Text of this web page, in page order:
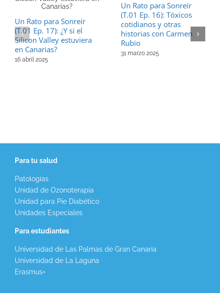
Un Rato para Sonreír
(T.01 Ep. 17): ¿Y si el
Silicon Valley estuviera
en Canarias?
16 abril 2025
Un Rato para Sonreír
(T.01 Ep. 16): Tóxicos
cotidianos y otras
historias con Carmen
Rubio
31 marzo 2025
Para tu salud
Patologías
Unidad de Ozonoterapia
Unidad para Pie Diabético
Unidades Especiales
Para estudiantes
Universidad de Las Palmas de Gran Canaria
Universidad de La Laguna
Erasmus+